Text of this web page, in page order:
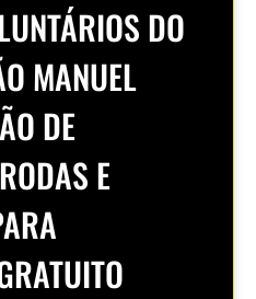
DO
MANUEL
DE
E